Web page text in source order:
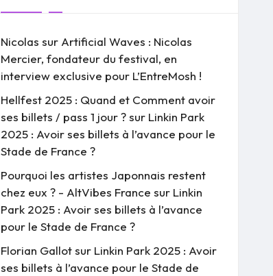
Nicolas sur Artificial Waves : Nicolas
Mercier, fondateur du festival, en
interview exclusive pour L’EntreMosh !
Hellfest 2025 : Quand et Comment avoir
ses billets / pass 1 jour ?sur Linkin Park
2025 : Avoir ses billets à l’avance pour le
Stade de France ?
Pourquoi les artistes Japonnais restent
chez eux ? - AltVibes France sur Linkin
Park 2025 : Avoir ses billets à l’avance
pour le Stade de France ?
Florian Gallotsur Linkin Park 2025 : Avoir
ses billets à l’avance pour le Stade de